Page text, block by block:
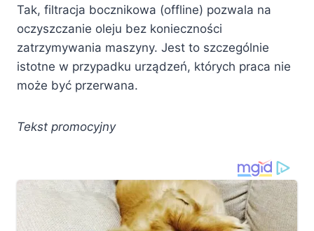
Tak, filtracja bocznikowa (offline) pozwala na
oczyszczanie oleju bez konieczności
zatrzymywania maszyny. Jest to szczególnie
istotne w przypadku urządzeń, których praca nie
może być przerwana.
Tekst promocyjny